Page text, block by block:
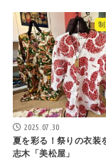
2025.07.30
夏を彩る！祭りの衣装
志木「美松屋」